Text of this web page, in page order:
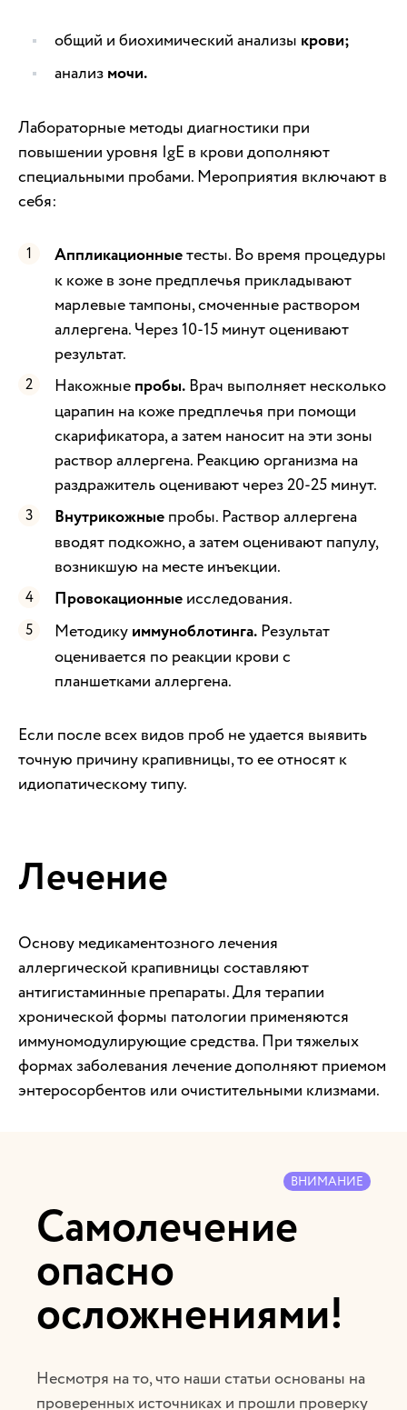
общий и биохимический анализы крови;
анализ мочи.
Лабораторные методы диагностики при
повышении уровня IgE в крови дополняют
специальными пробами. Мероприятия включают в
себя:
Аппликационныетесты. Во время процедуры
к коже в зоне предплечья прикладывают
марлевые тампоны, смоченные раствором
аллергена. Через 10-15 минут оценивают
результат.
Накожные пробы. Врач выполняет несколько
царапин на коже предплечья при помощи
скарификатора, а затем наносит на эти зоны
раствор аллергена. Реакцию организма на
раздражитель оценивают через 20-25 минут.
Внутрикожные пробы. Раствор аллергена
вводят подкожно, а затем оценивают папулу,
возникшую на месте инъекции.
Провокационные исследования.
Методику иммуноблотинга. Результат
оценивается по реакции крови с
планшетками аллергена.
Если после всех видов проб не удается выявить
точную причину крапивницы, то ее относят к
идиопатическому типу.
Лечение
Основу медикаментозного лечения
аллергической крапивницы составляют
антигистаминные препараты. Для терапии
хронической формы патологии применяются
иммуномодулирующие средства. При тяжелых
формах заболевания лечение дополняют приемом
энтеросорбентов или очистительными клизмами.
Самолечение
опасно
осложнениями!
ВНИМАНИЕ
Несмотря на то, что наши статьи основаны на
проверенных источниках и прошли проверку